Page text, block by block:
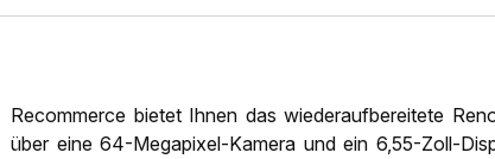
Recommerce bietet Ihnen das wiederaufbereitete
über eine 64-Megapixel-Kamera und ein 6,55-Zoll-